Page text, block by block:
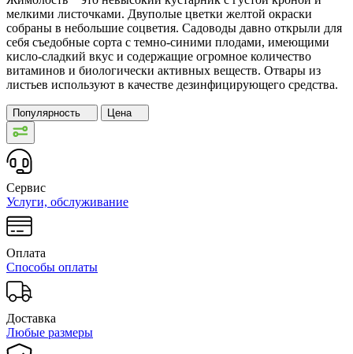
мелкими листочками. Двуполые цветки желтой окраски
собраны в небольшие соцветия. Садоводы давно открыли для
себя съедобные сорта с темно-синими плодами, имеющими
кисло-сладкий вкус и содержащие огромное количество
витаминов и биологически активных веществ. Отвары из
листьев используют в качестве дезинфицирующего средства.
Популярность Цена
Сервис
Услуги, обслуживание
Оплата
Способы оплаты
Доставка
Любые размеры